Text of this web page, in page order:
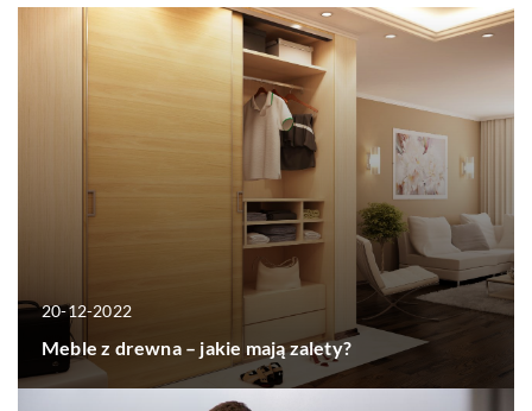
20-12-2022
Meble z drewna – jakie mają zalety?